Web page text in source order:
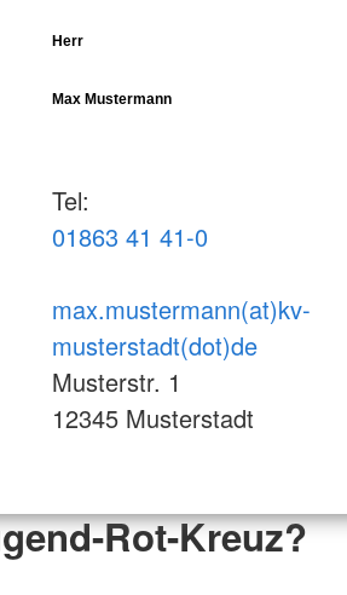
Herr
Max Mustermann
Tel:
01863 41 41-0
max.mustermann(at)kv-
musterstadt(dot)de
Musterstr. 1
12345 Musterstadt
Rot-Kreuz?